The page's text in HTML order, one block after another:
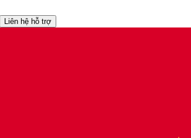
Liên hệ hỗ trợ